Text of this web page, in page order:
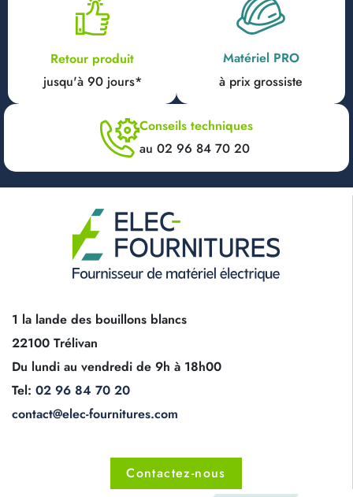
Retour produit
jusqu'à 90 jours*
Matériel PRO
à prix grossiste
Conseils techniques
au 02 96 84 70 20
1 la lande des bouillons blancs
22100 Trélivan
Du lundi au vendredi de 9h à 18h00
Tel: 02 96 84 70 20
contact@elec-fournitures.com
Contactez-nous